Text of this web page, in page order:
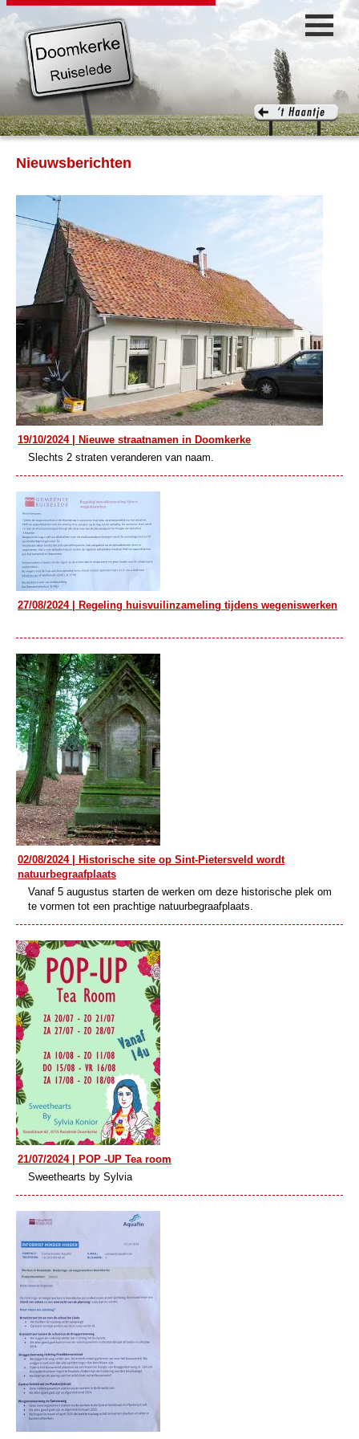
Nieuwsberichten
19/10/2024 | Nieuwe straatnamen in Doomkerke
Slechts 2 straten veranderen van naam.
27/08/2024 | Regeling huisvuilinzameling tijdens wegeniswerken
02/08/2024 | Historische site op Sint-Pietersveld wordt
natuurbegraafplaats
Vanaf 5 augustus starten de werken om deze historische plek om
te vormen tot een prachtige natuurbegraafplaats.
21/07/2024 | POP -UP Tea room
Sweethearts by Sylvia